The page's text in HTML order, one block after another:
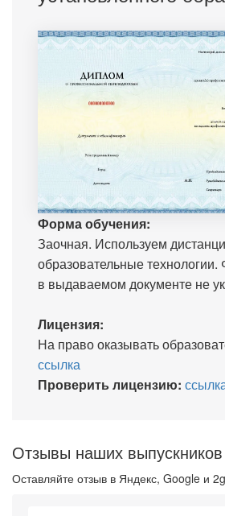
Форма обучения:
Заочная. Используем
образовательные
в выдаваемом документе не
Лицензия:
На право оказывать
ссылка
Проверить лицензию:
Отзывы наших выпускников
Оставляйте отзыв в Яндекс, Google и